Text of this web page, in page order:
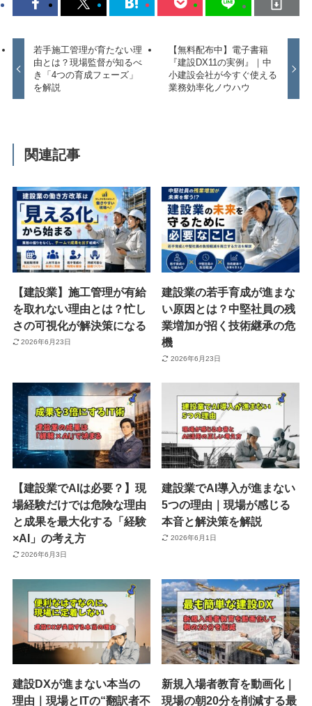
若手施工管理が育たない理
由とは？現場監督が知るべ
き「4つの育成フェーズ」
を解説
【無料配布中】電子書籍
『建設DX11の実例』｜中
小建設会社が今すぐ使える
業務効率化ノウハウ
関連記事
【建設業】施工管理が有給
を取れない理由とは？忙し
さの可視化が解決策になる
2026年6月23日
建設業の若手育成が進まな
い原因とは？中堅社員の残
業増加が招く技術継承の危
機
2026年6月23日
【建設業でAIは必要？】現
場経験だけでは危険な理由
と成果を最大化する「経験
×AI」の考え方
2026年6月3日
建設業でAI導入が進まない
5つの理由｜現場が感じる
本音と解決策を解説
2026年6月1日
建設DXが進まない本当の
理由｜現場とITの“翻訳者不
新規入場者教育を動画化｜
現場の朝20分を削減する最